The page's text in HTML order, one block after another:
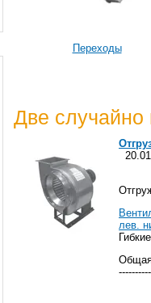
Переходы
Две случайно
лев.
Общая